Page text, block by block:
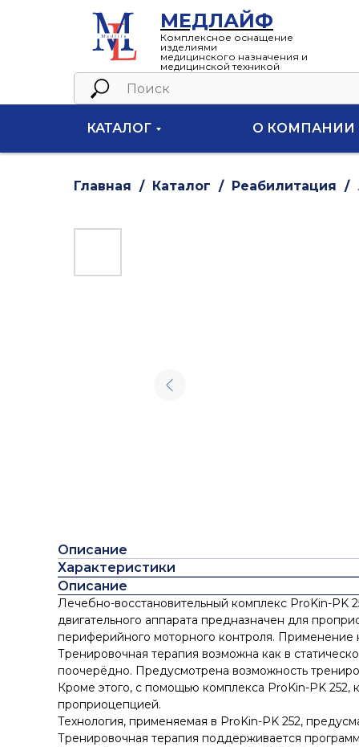
МЕДЛАЙФ
Комплексное оснащение
изделиями
медицинского назначения и
медицинской техникой
КАТАЛОГ О КОМПАНИИ
Главная Каталог Реабилитация
Описание
Характеристики
Описание
Лечебно-восстановительный комплекс ProKin-PK
двигательного аппарата предназначен для
периферийного моторного контроля. Применение
Тренировочная терапия возможна как в
поочерёдно. Предусмотрена возможность
Кроме этого, с помощью комплекса ProKin-PK 252,
проприоцепцией.
Технология, применяемая в ProKin-PK 252,
Тренировочная терапия поддерживается